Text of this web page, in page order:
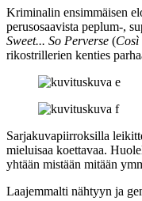
Kriminalin ensimmäisen
perusosaavista peplum‑,
Sweet... So Perverse (Così
rikostrillerien kenties
Sarjakuvapiirroksilla
mieluisaa koettavaa.
yhtään mistään mitään
Laajemmalti nähtyyn ja